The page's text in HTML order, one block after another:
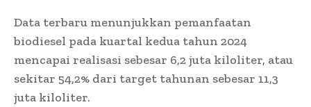
Data terbaru menunjukkan pemanfaatan
biodiesel pada kuartal kedua tahun 2024
mencapai realisasi sebesar 6,2 juta kiloliter, atau
sekitar 54,2% dari target tahunan sebesar 11,3
juta kiloliter.